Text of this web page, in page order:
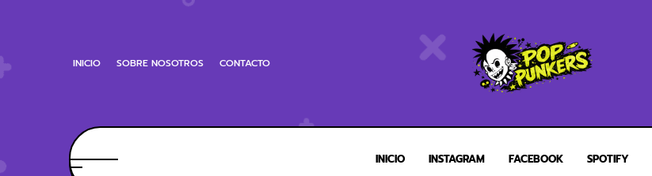
INICIO SOBRE NOSOTROS CONTACTO
INICIO INSTAGRAM FACEBOOK SPOTIFY